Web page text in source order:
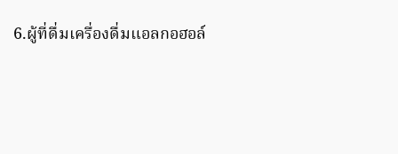
6.ผู้ที่ดื่มเครื่องดื่มแอลกอฮอล์